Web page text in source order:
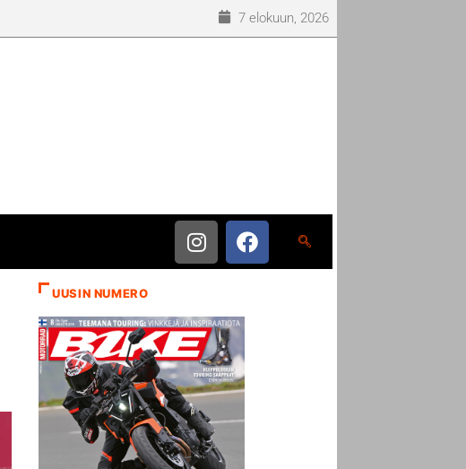
7 elokuun, 2026
UUSIN NUMERO